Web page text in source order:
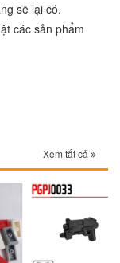
sẽ lại có.
các sản phẩm
Xem tất cả